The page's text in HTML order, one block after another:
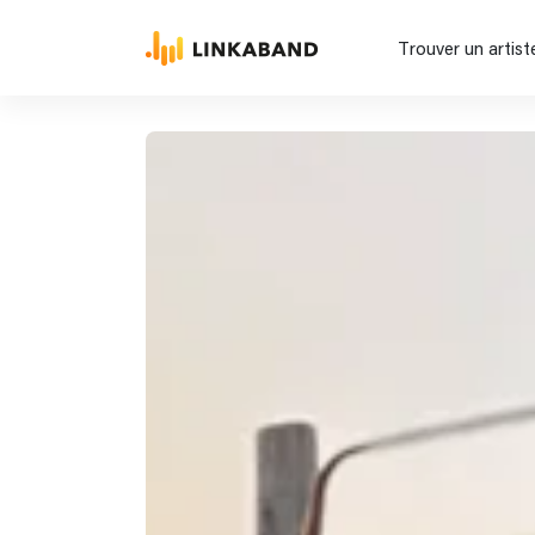
Trouver un